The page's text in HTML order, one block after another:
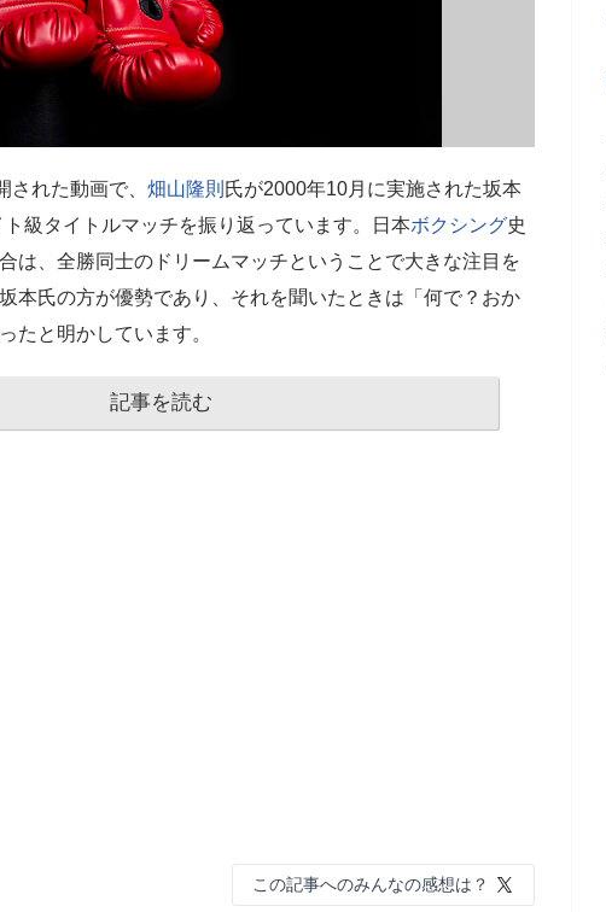
された動画で、 畑山隆則 氏が2000年10月に実施された坂本
級タイトルマッチを振り返っています。日本ボクシング史
は、全勝同士のドリームマッチということで大きな注目を
本氏の方が優勢であり、それを聞いたときは「何で？おか
たと明かしています。
記事を読む
この記事へのみんなの感想は？